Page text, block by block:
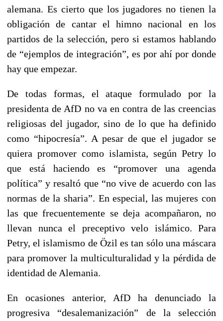
alemana. Es cierto que los jugadores no tienen la
obligación de cantar el himno nacional en los
partidos de la selección, pero si estamos hablando
de “ejemplos de integración”, es por ahí por donde
hay que empezar.
De todas formas, el ataque formulado por la
presidenta de AfD no va en contra de las creencias
religiosas del jugador, sino de lo que ha definido
como “hipocresía”. A pesar de que el jugador se
quiera promover como islamista, según Petry lo
que está haciendo es “promover una agenda
política” y resaltó que “no vive de acuerdo con las
normas de la sharia”. En especial, las mujeres con
las que frecuentemente se deja acompañaron, no
llevan nunca el preceptivo velo islámico. Para
Petry, el islamismo de Özil es tan sólo una máscara
para promover la multiculturalidad y la pérdida de
identidad de Alemania.
En ocasiones anterior, AfD ha denunciado la
progresiva “desalemanización” de la selección